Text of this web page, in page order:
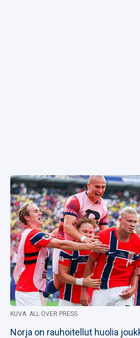
KUVA: ALL OVER PRESS
Norja on rauhoitellut huolia